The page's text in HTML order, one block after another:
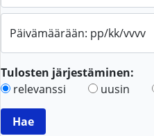
Päivämäärään: pp/kk/vvvv
Tulosten järjestäminen:
relevanssi
uusin